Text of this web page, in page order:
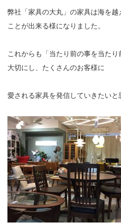
弊社「家具の大丸」の家具は海を
ことが出来る様になりました。
これからも「当たり前の事を当た
大切にし、たくさんのお客様に
愛される家具を発信していきたいと